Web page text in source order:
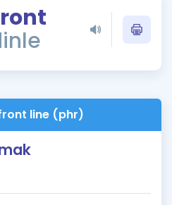
line (phr)